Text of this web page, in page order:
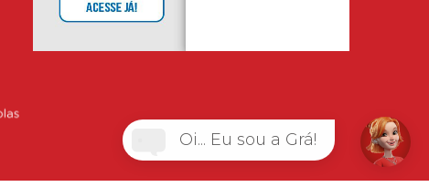
Oi... Eu sou a Grá!